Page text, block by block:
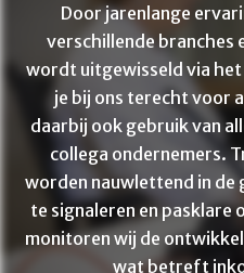
Door jarenlange
verschillende branches
wordt uitgewisseld via
je bij ons terecht voor
daarbij ook gebruik van
collega ondernemers.
worden nauwlettend in de
te signaleren en pasklare
monitoren wij de
wat betreft